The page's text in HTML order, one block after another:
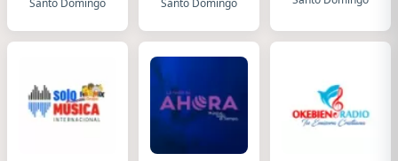
Santo Domingo Santo Domingo